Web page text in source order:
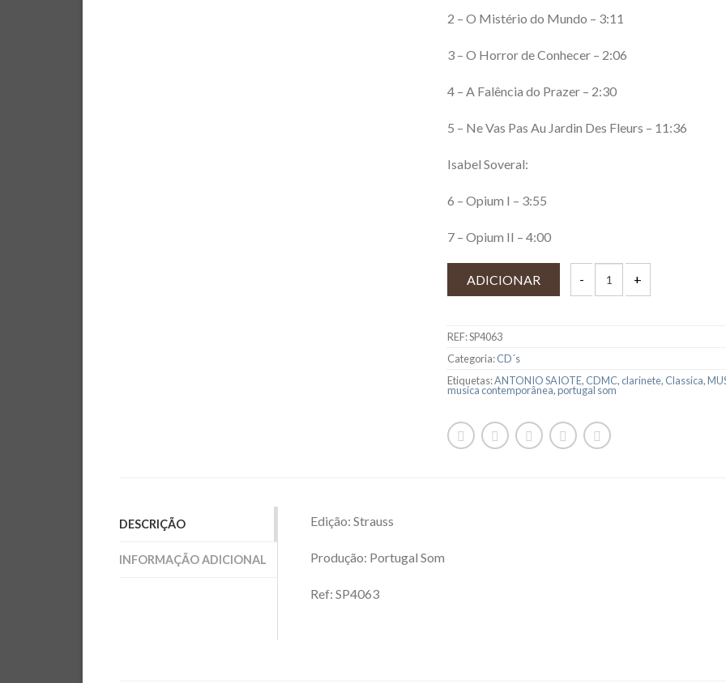
2 – O Mistério do Mundo – 3:11
3 – O Horror de Conhecer – 2:06
4 – A Falência do Prazer – 2:30
5 – Ne Vas Pas Au Jardin Des Fleurs – 11:36
Isabel Soveral:
6 – Opium I – 3:55
7 – Opium II – 4:00
ADICIONAR
REF:SP4063
Categoria:CD´s
Etiquetas:ANTONIO SAIOTE, CDMC, clarinete, Classica,
musica contemporânea,portugal som
DESCRIÇÃO
INFORMAÇÃO ADICIONAL
Edição: Strauss
Produção: Portugal Som
Ref: SP4063